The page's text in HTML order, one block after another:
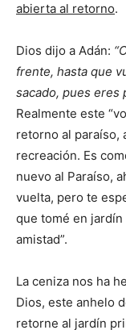
abierta al retorno.
Dios dijo a Adán:
frente, hasta que
sacado, pues eres
Realmente este
retorno al paraíso,
recreación. Es
nuevo al Paraíso,
vuelta, pero te
que tomé en
amistad”.
La ceniza nos ha
Dios, este anhelo
retorne al jardín